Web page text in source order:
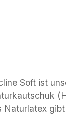
Einstieg in den